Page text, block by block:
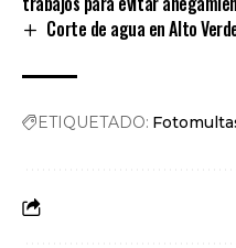
Corte de agua en Alto
ETIQUETADO: